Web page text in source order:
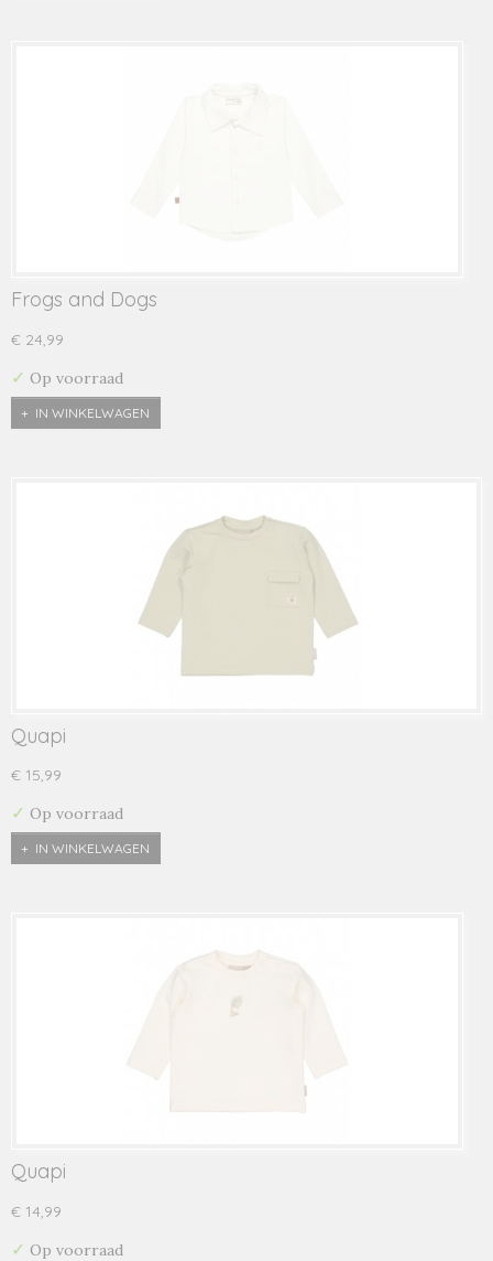
Frogs and Dogs
€ 24,99
✓ Op voorraad
IN WINKELWAGEN
Quapi
€ 15,99
✓ Op voorraad
IN WINKELWAGEN
Quapi
€ 14,99
✓ Op voorraad